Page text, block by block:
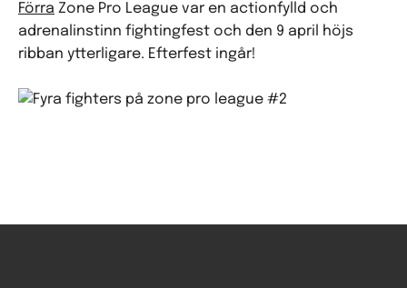
Förra Zone Pro League var en actionfylld och
adrenalinstinn fightingfest och den 9 april höjs
ribban ytterligare. Efterfest ingår!